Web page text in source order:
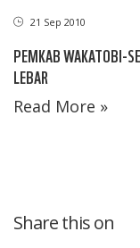
21 Sep 2010
PEMKAB WAKATOBI-
LEBAR
Read More »
Share this on